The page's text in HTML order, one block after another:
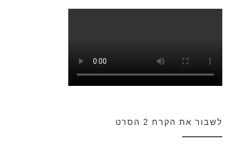
לשבור את הקרח 2 הסרט